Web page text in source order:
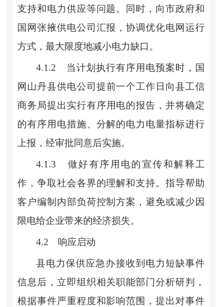
支持和电力供应等问题。 同时 ， 向市政府和
国网张掖供电公司汇报，协调优化电网运行
方式，最大限度地减小电力缺口。
4.1.2 当计划执行有序用电预案时， 国
网山丹县供电公司提前一个工作日向县工信
商务局提出实行有序用电的报告，并将确定
的有序用电措施、分解的电力电量指标进行
上报，经审批同意后实施。
4.1.3 做好有序用电的宣传和解释工
作，争取社会各界的理解和支持。指导帮助
客户编制内部负荷控制方案，避免或减少因
限电给企业带来的经济损失。
4.2 响应启动
县电力保供应急办接收到电力短缺事件
信息后，立即组织相关职能部门分析研判，
根据事件严重程度和影响范围，提出对事件